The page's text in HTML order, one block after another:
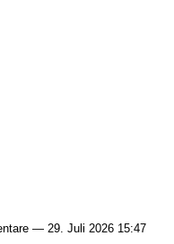
— 29. Juli 2026 15:47